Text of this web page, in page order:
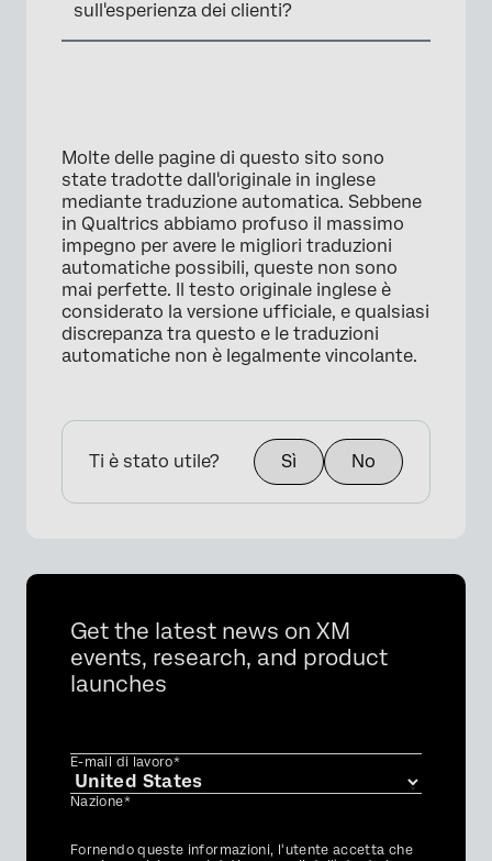
sull'esperienza dei clienti?
Molte delle pagine di questo sito sono
state tradotte dall'originale in inglese
mediante traduzione automatica. Sebbene
in Qualtrics abbiamo profuso il massimo
impegno per avere le migliori traduzioni
automatiche possibili, queste non sono
mai perfette. Il testo originale inglese è
considerato la versione ufficiale, e qualsiasi
discrepanza tra questo e le traduzioni
automatiche non è legalmente vincolante.
Ti è stato utile? Sì No
Get the latest news on XM
events, research, and product
launches
E-mail di lavoro*
Nazione*
Privacy
Fornendo queste informazioni, l'utente accetta che